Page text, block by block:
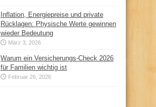
Inflation, Energiepreise und private
Rücklagen: Physische Werte gewinnen
wieder Bedeutung
März 3, 2026
Warum ein Versicherungs-Check 2026
für Familien wichtig ist
Februar 26, 2026